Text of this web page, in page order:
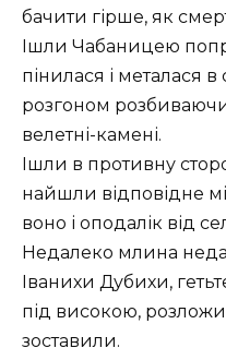
бачити гірше, як
Ішли Чабаницею
пінилася і металася
розгоном
велетні-камені.
Ішли в противну
найшли відповідне
воно і оподалік від
Недалеко млина
Іванихи Дубихи,
під високою,
зоставили.